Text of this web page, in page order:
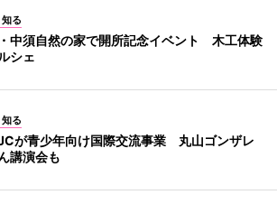
る
中須自然の家で開所記念イベント 木工体験
シェ
る
が青少年向け国際交流事業 丸山ゴンザレ
講演会も